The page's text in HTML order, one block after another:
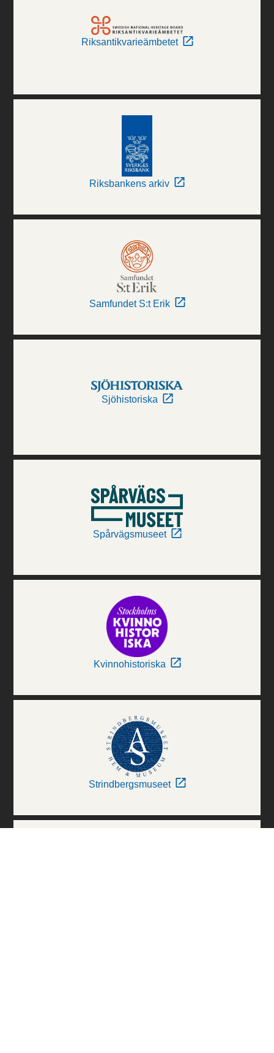
Riksantikvarieämbetet
Riksbankens arkiv
Samfundet S:t Erik
Sjöhistoriska
Spårvägsmuseet
Kvinnohistoriska
Strindbergsmuseet